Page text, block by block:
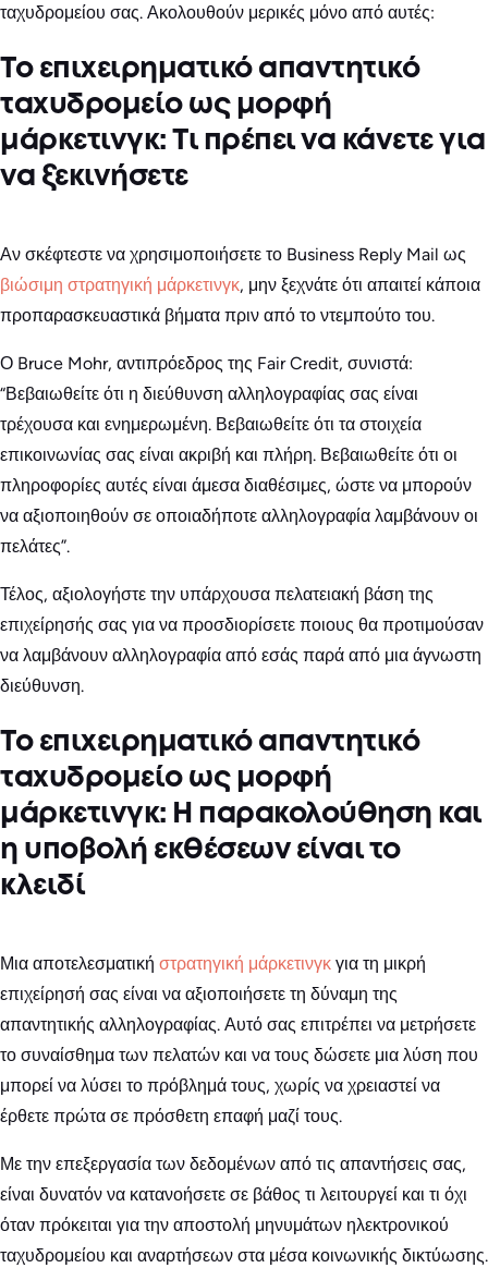
ταχυδρομείου σας. Ακολουθούν μερικές μόνο από αυτές:
Το επιχειρηματικό απαντητικό
ταχυδρομείο ως μορφή
μάρκετινγκ: Τι πρέπει να κάνετε για
να ξεκινήσετε
Αν σκέφτεστε να χρησιμοποιήσετε το Business Reply Mail ως
βιώσιμη στρατηγική μάρκετινγκ, μην ξεχνάτε ότι απαιτεί κάποια
προπαρασκευαστικά βήματα πριν από το ντεμπούτο του.
Ο Bruce Mohr, αντιπρόεδρος της Fair Credit, συνιστά:
“Βεβαιωθείτε ότι η διεύθυνση αλληλογραφίας σας είναι
τρέχουσα και ενημερωμένη. Βεβαιωθείτε ότι τα στοιχεία
επικοινωνίας σας είναι ακριβή και πλήρη. Βεβαιωθείτε ότι οι
πληροφορίες αυτές είναι άμεσα διαθέσιμες, ώστε να μπορούν
να αξιοποιηθούν σε οποιαδήποτε αλληλογραφία λαμβάνουν οι
πελάτες”.
Τέλος, αξιολογήστε την υπάρχουσα πελατειακή βάση της
επιχείρησής σας για να προσδιορίσετε ποιους θα προτιμούσαν
να λαμβάνουν αλληλογραφία από εσάς παρά από μια άγνωστη
διεύθυνση.
Το επιχειρηματικό απαντητικό
ταχυδρομείο ως μορφή
μάρκετινγκ: Η παρακολούθηση και
η υποβολή εκθέσεων είναι το
κλειδί
Μια αποτελεσματική στρατηγική μάρκετινγκ για τη μικρή
επιχείρησή σας είναι να αξιοποιήσετε τη δύναμη της
απαντητικής αλληλογραφίας. Αυτό σας επιτρέπει να μετρήσετε
το συναίσθημα των πελατών και να τους δώσετε μια λύση που
μπορεί να λύσει το πρόβλημά τους, χωρίς να χρειαστεί να
έρθετε πρώτα σε πρόσθετη επαφή μαζί τους.
Με την επεξεργασία των δεδομένων από τις απαντήσεις σας,
είναι δυνατόν να κατανοήσετε σε βάθος τι λειτουργεί και τι όχι
όταν πρόκειται για την αποστολή μηνυμάτων ηλεκτρονικού
ταχυδρομείου και αναρτήσεων στα μέσα κοινωνικής δικτύωσης.